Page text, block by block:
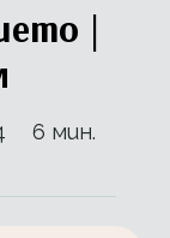
|
6 мин.